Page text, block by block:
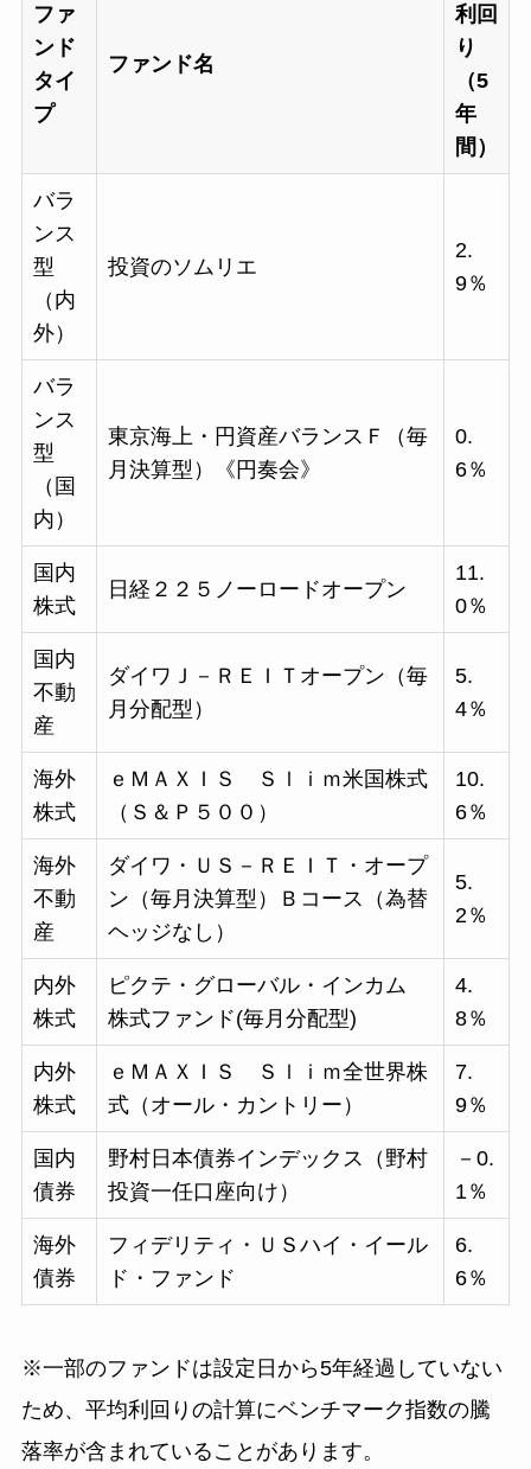
ファ
ンド
タイ
プ
ファンド名
利回
り
（5
年
間）
バラ
ンス
型
（内
外）
投資のソムリエ
2.
9％
バラ
ンス
型
（国
内）
東京海上・円資産バランスＦ（毎
月決算型）《円奏会》
0.
6％
国内
株式
日経２２５ノーロードオープン
11.
0％
国内
不動
産
ダイワＪ－ＲＥＩＴオープン（毎
月分配型）
5.
4％
海外
株式
ｅＭＡＸＩＳ Ｓｌｉｍ米国株式
（Ｓ＆Ｐ５００）
10.
6％
海外
不動
産
ダイワ・ＵＳ－ＲＥＩＴ・オープ
ン（毎月決算型）Ｂコース（為替
ヘッジなし）
5.
2％
内外
株式
ピクテ・グローバル・インカム
株式ファンド(毎月分配型)
4.
8％
内外
株式
ｅＭＡＸＩＳ Ｓｌｉｍ全世界株
式（オール・カントリー）
7.
9％
国内
債券
野村日本債券インデックス（野村
投資一任口座向け）
－0.
1％
海外
債券
フィデリティ・ＵＳハイ・イール
ド・ファンド
6.
6％
※一部のファンドは設定日から5年経過していない
ため、平均利回りの計算にベンチマーク指数の騰
落率が含まれていることがあります。